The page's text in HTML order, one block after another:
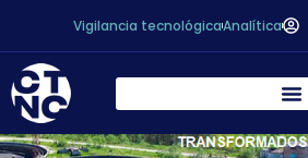
Vigilancia tecnológicaAnalítica